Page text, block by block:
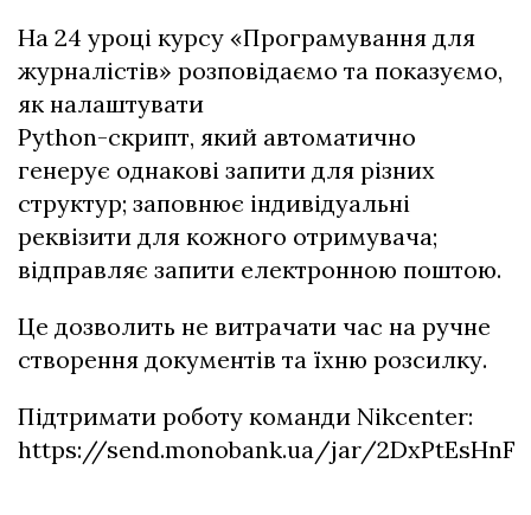
На 24 уроці курсу «Програмування для
журналістів» розповідаємо та показуємо,
як налаштувати
Python-скрипт, який автоматично
генерує однакові запити для різних
структур; заповнює індивідуальні
реквізити для кожного отримувача;
відправляє запити електронною поштою.
Це дозволить не витрачати час на ручне
створення документів та їхню розсилку.
Підтримати роботу команди Nikcenter:
https://send.monobank.ua/jar/2DxPtEsHnF